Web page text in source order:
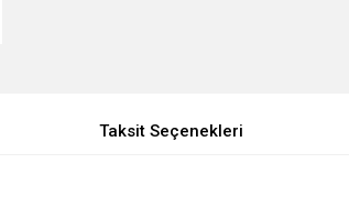
Taksit Seçenekleri